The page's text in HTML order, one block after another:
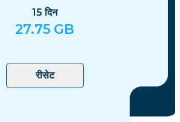
15दिन
27.75 GB
रीसेट